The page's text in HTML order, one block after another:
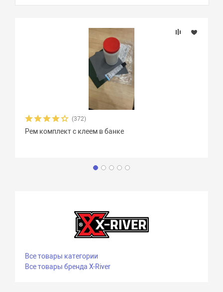
(372)
Рем комплект с клеем в банке
Все товары категории
Все товары бренда X-River